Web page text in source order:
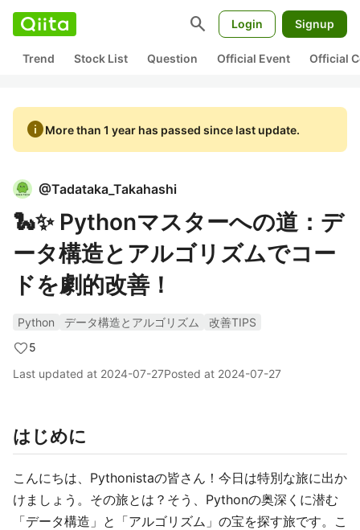
search Login Signup
Trend Stock List Question Official Event Official
infoMore than 1 year has passed since last update.
@Tadataka_Takahashi
🐍✨ Pythonマスターへの道：デ
ータ構造とアルゴリズムでコー
ドを劇的改善！
Python データ構造とアルゴリズム
改善TIPS
5
Last updated at 2024-07-27Posted at 2024-07-27
はじめに
こんにちは、Pythonistaの皆さん！今日は特別な旅に出か
けましょう。その旅とは？そう、Pythonの奥深くに潜む
「データ構造」と「アルゴリズム」の宝を探す旅です。こ